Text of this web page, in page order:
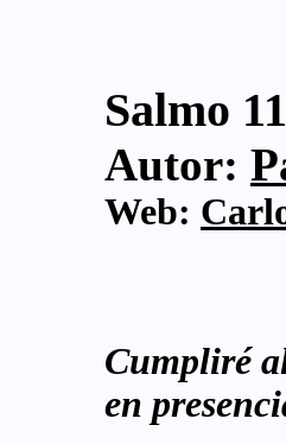
Salmo
Autor:
Web:
Cumpliré
en